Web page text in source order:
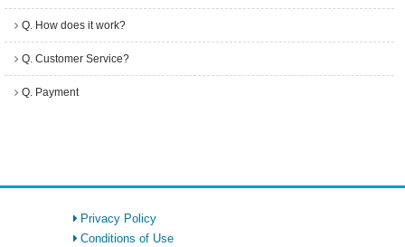
Q. How does it work?
Q. Customer Service?
Q. Payment
Privacy Policy
Conditions of Use